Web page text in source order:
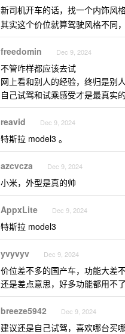
新司机开车的话，找一个内饰风格
其实这个价位就算驾驶风格不同
freedomin Dec 9, 2024
不管咋样都应该去试
网上看和别人的经验，终归是别
自己试驾和试乘感受才是最真实的
reavid Dec 9, 2024
特斯拉 model3 。
azcvcza Dec 9, 2024
小米，外型是真的帅
AppxLite Dec 9, 2024
特斯拉 model3
yvyvyv Dec 9, 2024
价位差不多的国产车，功能大差
还是差点意思，好多功能都用不
breeze5942 Dec 9, 2024
建议还是自己试驾，喜欢哪台买